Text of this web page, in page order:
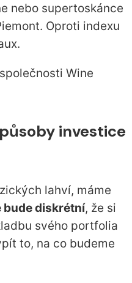
nebo supertoskánce
Oproti indexu
Wine
investice
lahví, máme
bude diskrétní, že si
svého portfolia
to, na co budeme